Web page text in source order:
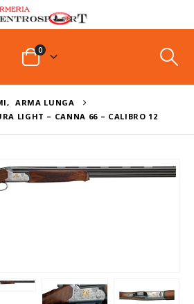
0
,
ARMA LUNGA
LIGHT – CANNA 66 – CALIBRO 12